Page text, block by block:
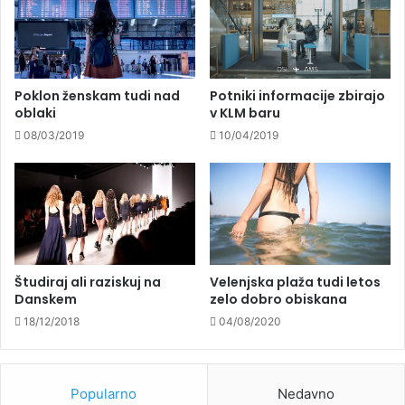
Poklon ženskam tudi nad
oblaki
08/03/2019
Potniki informacije zbirajo
v KLM baru
10/04/2019
Študiraj ali raziskuj na
Danskem
18/12/2018
Velenjska plaža tudi letos
zelo dobro obiskana
04/08/2020
Popularno Nedavno